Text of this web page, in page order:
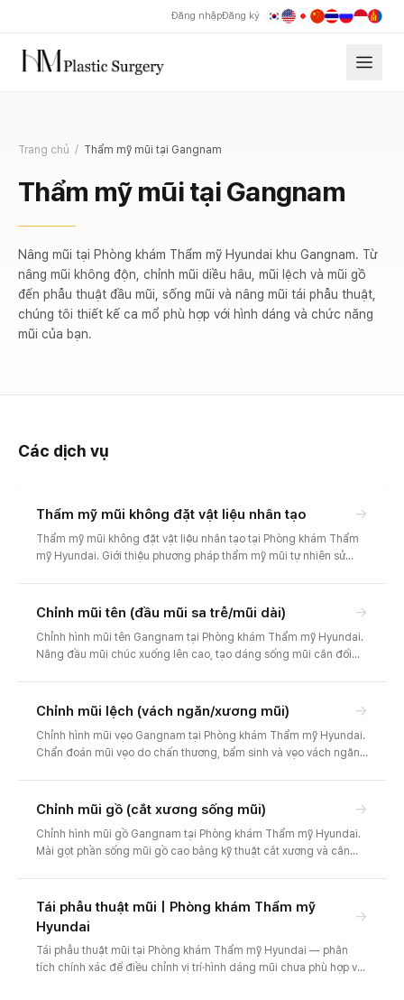
Đăng nhậpĐăng ký
Trang chủ / Thẩm mỹ mũi tại Gangnam
Thẩm mỹ mũi tại Gangnam
Nâng mũi tại Phòng khám Thẩm mỹ Hyundai khu Gangnam. Từ
nâng mũi không độn, chỉnh mũi diều hâu, mũi lệch và mũi gồ
đến phẫu thuật đầu mũi, sống mũi và nâng mũi tái phẫu thuật,
chúng tôi thiết kế ca mổ phù hợp với hình dáng và chức năng
mũi của bạn.
Các dịch vụ
Thẩm mỹ mũi không đặt vật liệu nhân tạo →
Thẩm mỹ mũi không đặt vật liệu nhân tạo tại Phòng khám Thẩm
mỹ Hyundai. Giới thiệu phương pháp thẩm mỹ mũi tự nhiên sử
Chỉnh mũi tên (đầu mũi sa trễ/mũi dài) →
Chỉnh hình mũi tên Gangnam tại Phòng khám Thẩm mỹ Hyundai.
Nâng đầu mũi chúc xuống lên cao, tạo dáng sống mũi cân đối
Chỉnh mũi lệch (vách ngăn/xương mũi) →
Chỉnh hình mũi vẹo Gangnam tại Phòng khám Thẩm mỹ Hyundai.
Chẩn đoán mũi vẹo do chấn thương, bẩm sinh và vẹo vách ngăn
Chỉnh mũi gồ (cắt xương sống mũi) →
Chỉnh hình mũi gồ Gangnam tại Phòng khám Thẩm mỹ Hyundai.
Mài gọt phần sống mũi gồ cao bằng kỹ thuật cắt xương và cân
Tái phẫu thuật mũi | Phòng khám Thẩm mỹ
Hyundai
→
Tái phẫu thuật mũi tại Phòng khám Thẩm mỹ Hyundai — phân
tích chính xác để điều chỉnh vị trí·hình dáng mũi chưa phù hợp về